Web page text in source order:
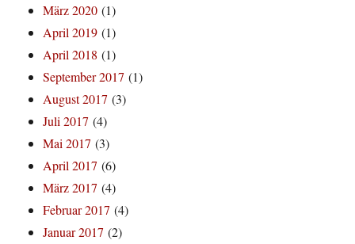
März 2020 (1)
April 2019 (1)
April 2018 (1)
September 2017 (1)
August 2017 (3)
Juli 2017 (4)
Mai 2017 (3)
April 2017 (6)
März 2017 (4)
Februar 2017 (4)
Januar 2017 (2)